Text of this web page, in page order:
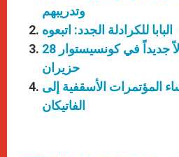
وتدريبهم
البابا للكرادلة الجدد: اتبعوه
أربعة عشر كاردينالاً جديداً في كونسيستوار 28
حزيران
المؤتمرات الأسقفية إلى
الفاتيكان